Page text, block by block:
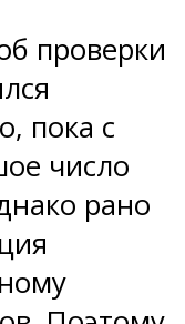
проверки
пока с
число
рано